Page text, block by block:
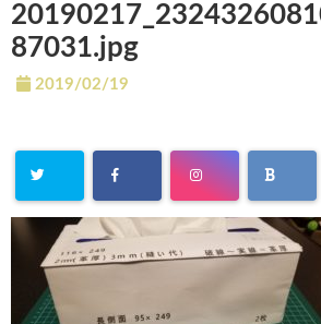
87031.jpg
2019/02/19